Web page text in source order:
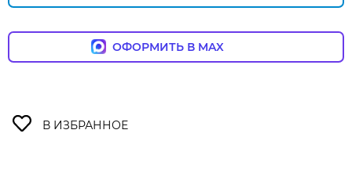
ОФОРМИТЬ В MAX